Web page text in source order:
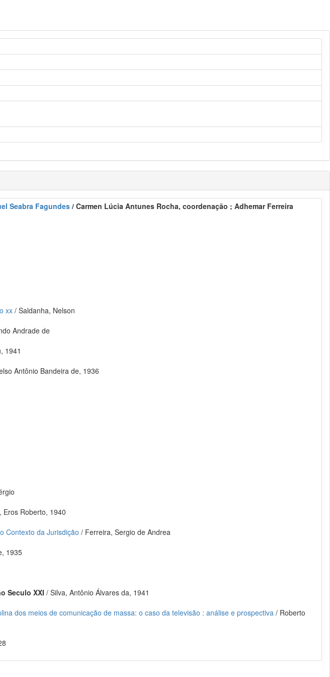
Seabra Fagundes / Carmen Lúcia Antunes Rocha, coordenação ; Adhemar Ferreira
xx/ Saldanha, Nelson
Andrade de
1941
Antônio Bandeira de, 1936
Eros Roberto, 1940
Contexto da Jurisdição / Ferreira, Sergio de Andrea
1935
Seculo XXI / Silva, Antônio Álvares da, 1941
dos meios de comunicação de massa: o caso da televisão : análise e prospectiva / Roberto